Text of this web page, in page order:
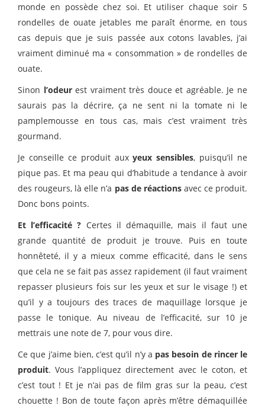
monde en possède chez soi. Et utiliser chaque soir 5
rondelles de ouate jetables me paraît énorme, en tous
cas depuis que je suis passée aux cotons lavables, j’ai
vraiment diminué ma « consommation » de rondelles de
ouate.
Sinon l’odeurest vraiment très douce et agréable. Je ne
saurais pas la décrire, ça ne sent ni la tomate ni le
pamplemousse en tous cas, mais c’est vraiment très
gourmand.
Je conseille ce produit auxyeux sensibles, puisqu’il ne
pique pas. Et ma peau qui d’habitude a tendance à avoir
des rougeurs, là elle n’a pas de réactionsavec ce produit.
Donc bons points.
Et l’efficacité ? Certes il démaquille, mais il faut une
grande quantité de produit je trouve. Puis en toute
honnêteté, il y a mieux comme efficacité, dans le sens
que cela ne se fait pas assez rapidement (il faut vraiment
repasser plusieurs fois sur les yeux et sur le visage !) et
qu’il y a toujours des traces de maquillage lorsque je
passe le tonique. Au niveau de l’efficacité, sur 10 je
mettrais une note de 7, pour vous dire.
Ce que j’aime bien, c’est qu’il n’y a pas besoin de rincer le
produit. Vous l’appliquez directement avec le coton, et
c’est tout ! Et je n’ai pas de film gras sur la peau, c’est
chouette ! Bon de toute façon après m’être démaquillée